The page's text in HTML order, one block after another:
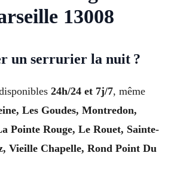
13008
un serrurier la nuit ?
24h/24 et 7j/7, même
Les Goudes, Montredon,
Pointe Rouge, Le Rouet, Sainte-
Vieille Chapelle, Rond Point Du